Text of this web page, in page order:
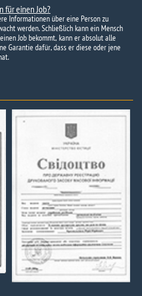
für einen Job?
Informationen über eine Person zu
werden. Schließlich kann ein Mensch
Job bekommt, kann er absolut alle
Garantie dafür, dass er diese oder jene